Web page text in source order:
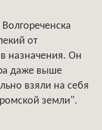
от
назначения. Он
даже выше
взяли на себя
земли".